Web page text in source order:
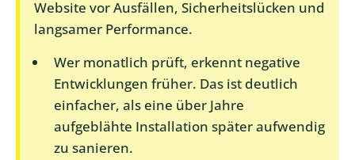
Website vor Ausfällen, Sicherheitslücken und
langsamer Performance.
Wer monatlich prüft, erkennt negative
Entwicklungen früher. Das ist deutlich
einfacher, als eine über Jahre
aufgeblähte Installation später aufwendig
zu sanieren.